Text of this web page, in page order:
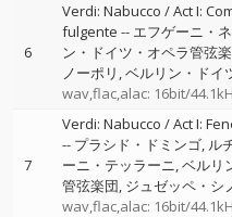
6
Verdi: Nabucco / Act I:
fulgente -- エフゲーニ・
ン・ドイツ・オペラ管弦
ノーポリ ベルリン・ドイ
wav,flac,alac: 16bit/
7
Verdi: Nabucco / Act I:
-- プラシド・ドミンゴ ル
ーニ・テッラーニ ベルリ
管弦楽団 ジュゼッペ・シ
wav,flac,alac: 16bit/